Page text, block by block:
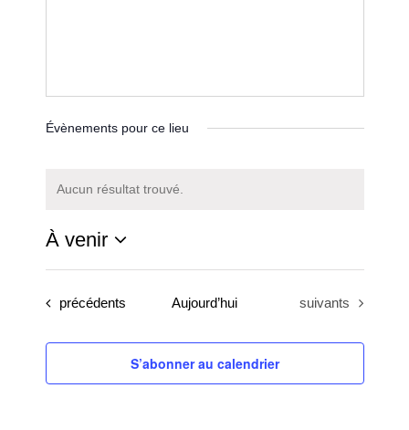
Évènements pour ce lieu
Notice
Aucun résultat trouvé.
À venir
Sélectionnez
uneÉvènements
précédents Aujourd’hui Évènements
suivants
S’abonner au calendrier